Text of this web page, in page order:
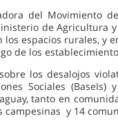
del Movimiento
de Agricultura
los espacios rurales, y
de los
los desalojos
Sociales
tanto en
campesinas y 14